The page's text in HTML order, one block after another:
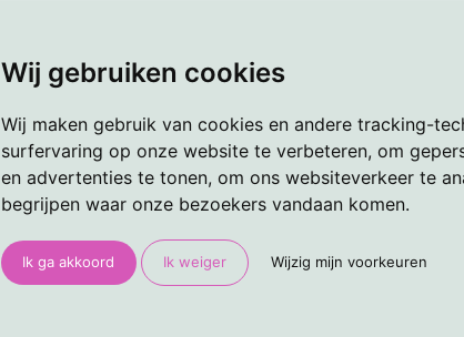
Wij gebruiken cookies
Wij maken gebruik van cookies en andere tracking-
surfervaring op onze website te verbeteren, om
en advertenties te tonen, om ons websiteverkeer te
begrijpen waar onze bezoekers vandaan komen.
Ik ga akkoord Ik weiger Wijzig mijn voorkeuren